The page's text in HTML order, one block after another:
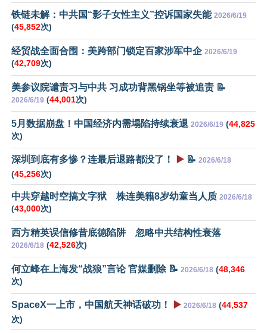
铁链未解：中共国“影子女性主义”控诉国家失能 2026/6/19
(45,852次)
经贸战全面合围：美跨部门锁定百家涉军中企 2026/6/19
(42,709次)
美参议院谴责习与中共 习成功背黑锅坐等被追责 📝
2026/6/19 (44,001次)
5月数据崩盘！中国经济内需塌陷持续衰退 2026/6/19 (44,825
次)
深圳到底有多惨？连最后退路都没了！ ▶️ 📝 2026/6/18
(45,256次)
中共穿越时空搞文字狱 株连美籍8岁幼童当人质 2026/6/18
(43,000次)
西方精英误信修昔底德陷阱 忽略中共结构性衰落
2026/6/18 (42,526次)
何立峰在上海发“战狼”言论 官媒删除 📝 2026/6/18 (48,346
次)
SpaceX一上市，中国航天神话破功！ ▶️ 2026/6/18 (44,537
次)